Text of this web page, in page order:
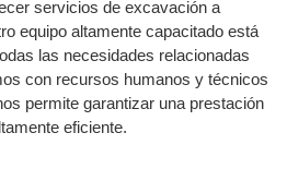
servicios de excavación a
equipo altamente capacitado está
las necesidades relacionadas
con recursos humanos y técnicos
permite garantizar una prestación
eficiente.